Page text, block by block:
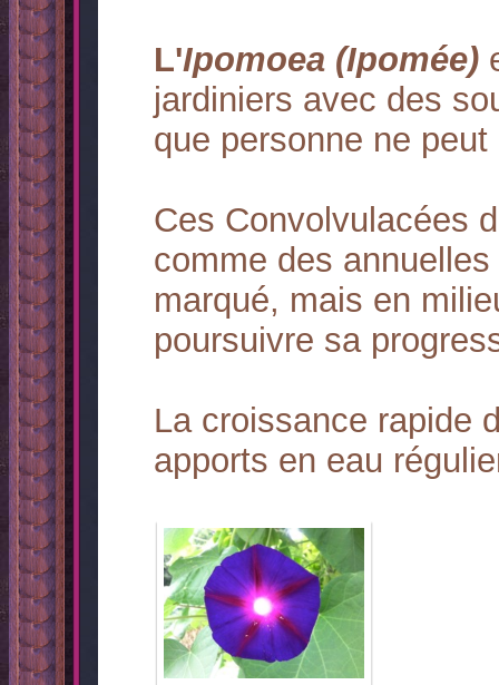
L'Ipomoea (Ipomée)
jardiniers avec des
que personne ne peut
Ces Convolvulacées
comme des
marqué, mais en
poursuivre sa
La croissance rapide
apports en eau